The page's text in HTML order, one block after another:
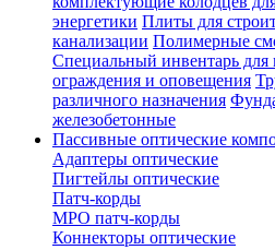
энергетики Плиты для
канализации Полимерные
Специальный инвентарь для
ограждения и оповещения
различного назначения
железобетонные
Пассивные оптические
Адаптеры оптические
Пигтейлы оптические
Патч-корды
MPO патч-корды
Коннекторы оптические